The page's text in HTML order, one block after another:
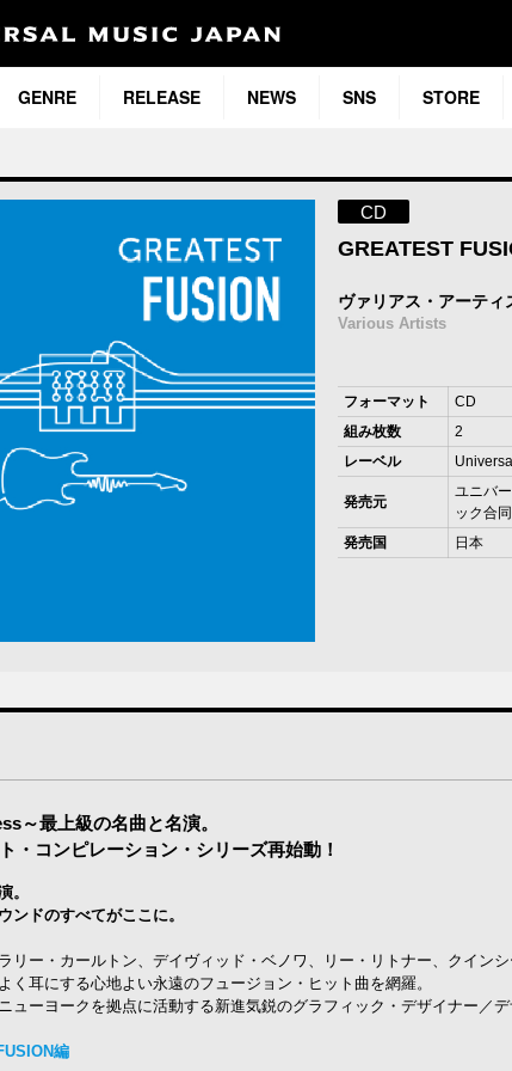
GENRE RELEASE NEWS SNS STORE
CD
GREATEST
ヴァリアス・アーティ
Various Artists
フォーマット
CD
組み枚数
2
レーベル
発売元
ユニバ
ック合
発売国
日本
～最上級の名曲と名演。
・コンピレーション・シリーズ再始動！
。
ンドのすべてがここに。
リー・カールトン、デイヴィッド・ベノワ、リー・リトナー、クイン
く耳にする心地よい永遠のフュージョン・ヒット曲を網羅。
ューヨークを拠点に活動する新進気鋭のグラフィック・デザイナー／デ
編